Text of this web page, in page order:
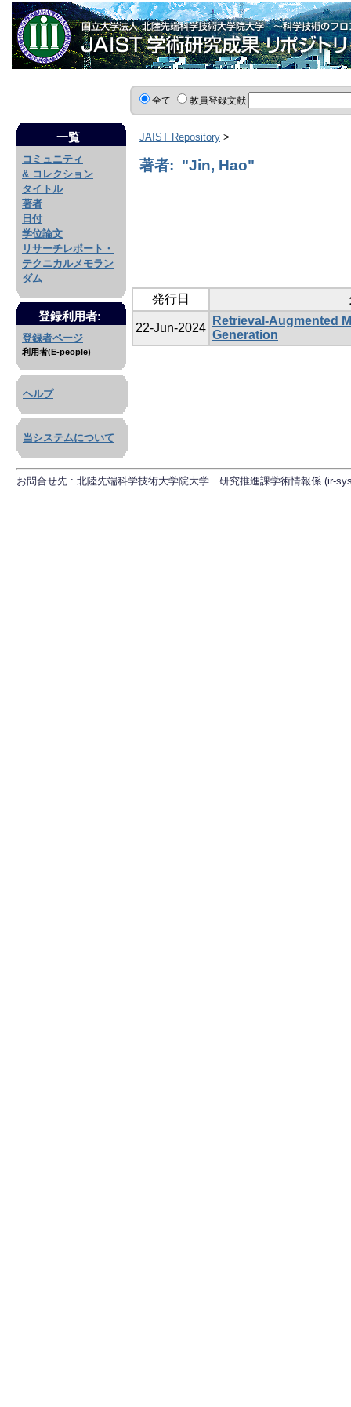
全て 教員登録文献
一覧
コミュニティ
& コレクション
タイトル
著者
日付
学位論文
リサーチレポート・
テクニカルメモラン
ダム
登録利用者:
登録者ページ
利用者(E-people)
ヘルプ
当システムについて
JAIST Repository >
著者: "Jin, Hao"
発行日
22-Jun-2024
Retrieval-Augmented
Generation
お問合せ先 : 北陸先端科学技術大学院大学 研究推進課学術情報係 (ir-